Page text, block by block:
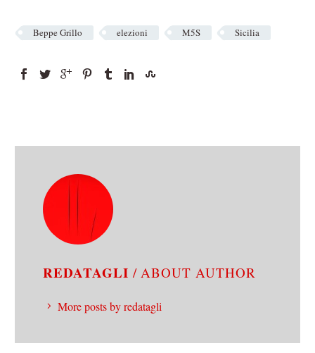
Beppe Grillo elezioni M5S Sicilia
REDATAGLI / ABOUT AUTHOR
More posts by redatagli